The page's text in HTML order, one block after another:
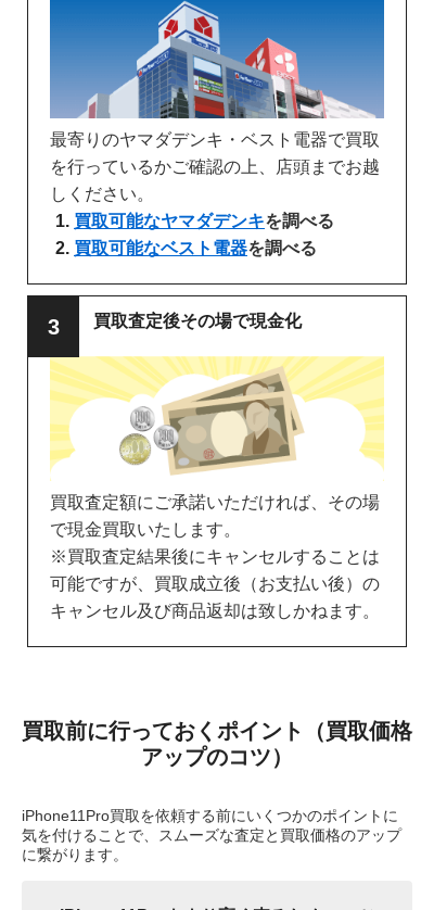
最寄りのヤマダデンキ・ベスト電器で買取
を行っているかご確認の上、店頭までお越
しください。
買取可能なヤマダデンキを調べる
買取可能なベスト電器を調べる
買取査定後その場で現金化
買取査定額にご承諾いただければ、その場
で現金買取いたします。
※買取査定結果後にキャンセルすることは
可能ですが、買取成立後（お支払い後）の
キャンセル及び商品返却は致しかねます。
買取前に行っておくポイント（買取価格
アップのコツ）
iPhone11Pro買取を依頼する前にいくつかのポイントに
気を付けることで、スムーズな査定と買取価格のアップ
に繋がります。